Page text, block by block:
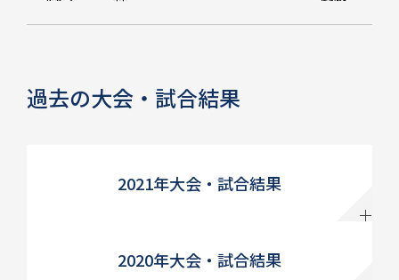
過去の大会・試合結果
2021年大会・試合結果
2020年大会・試合結果